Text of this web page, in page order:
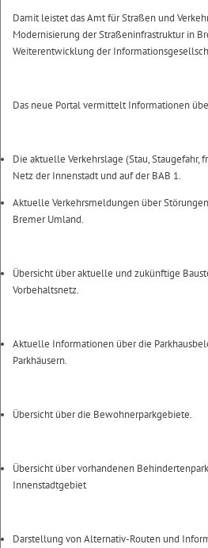
Damit leistet das Amt für Straßen und
Modernisierung der Straßeninfrastruktur in
Weiterentwicklung der
Das neue Portal vermittelt Informationen
Die aktuelle Verkehrslage (Stau, Staugefahr,
Netz der Innenstadt und auf der BAB 1.
Aktuelle Verkehrsmeldungen über
Bremer Umland.
Übersicht über aktuelle und zukünftige
Vorbehaltsnetz.
Aktuelle Informationen über die
Parkhäusern.
Übersicht über die Bewohnerparkgebiete.
Übersicht über vorhandenen
Innenstadtgebiet
Darstellung von Alternativ-Routen und